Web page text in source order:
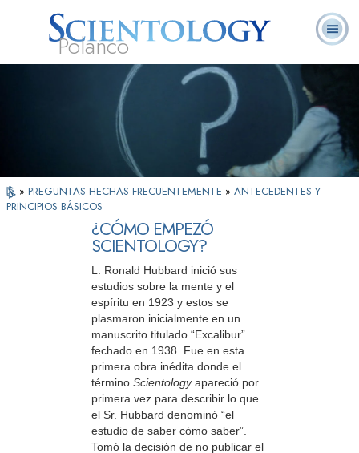
Polanco
¿Qué es
Scientology?
Ministros
Voluntarios
Preguntas
Frecuentes
» PREGUNTAS HECHAS FRECUENTEMENTE » ANTECEDENTES Y
PRINCIPIOS BÁSICOS
¿CÓMO EMPEZÓ
SCIENTOLOGY?
L. Ronald Hubbard inició sus
estudios sobre la mente y el
espíritu en 1923 y estos se
plasmaron inicialmente en un
manuscrito titulado “Excalibur”
fechado en 1938. Fue en esta
primera obra inédita donde el
término Scientologyapareció por
primera vez para describir lo que
el Sr. Hubbard denominó “el
estudio de saber cómo saber”.
Tomó la decisión de no publicar el